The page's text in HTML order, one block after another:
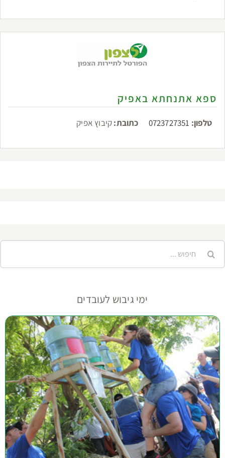
ספא אתנחתא באפיק
טלפון: 0723727351 כתובת:קיבוץ אפיק
ימי גיבוש לעובדים